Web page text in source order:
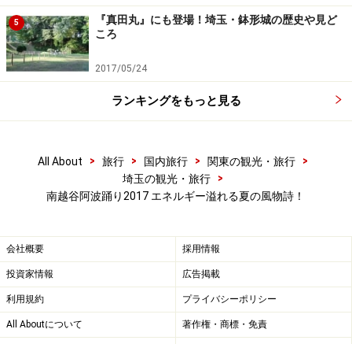
流し踊りの鑑賞のポイントは？ 座って見れ
る「組踊り」「舞台踊り」も
流し踊りの観覧場所は歩道と車道の端となり、十分な幅
シートを持参して場所を確保する必要があります。ゆっ
くり椅子に腰かけて踊りを見たいという人は、流し踊り
め。また、越谷コミュニティセンターでは土日の14時前
後から21時まで「舞台踊り」が演じられ、こちらも着席
して見ることができます。
5
『真田丸』にも登場！埼玉・鉢形城の歴史や見ど
ころ
2017/05/24
ランキングをもっと見る
All About > 旅行 > 国内旅行 > 関東の観光・旅行
>
埼玉の観光・旅行
>
南越谷阿波踊り2017 エネルギー溢れる夏の風物詩！
会社概要 採用情報
投資家情報 広告掲載
利用規約 プライバシーポリシー
All Aboutについて 著作権・商標・免責